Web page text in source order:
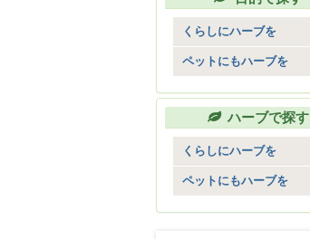
くらしにハーブを
リラックス
美容
女性に
ホルモンバランス
男性に
生活習慣
ペットにもハーブを
毎日のごはんに
6歳を過ぎたら
大きな音が怖い
お留守番に
ハーブで探す
くらしにハーブを
アイブライト
ペットにもハーブを